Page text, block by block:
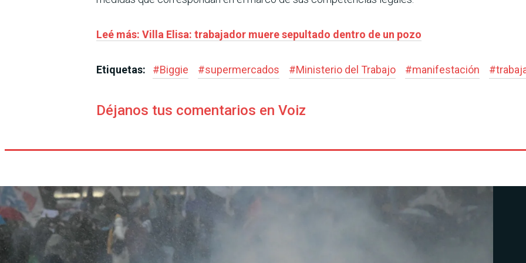
Leé más: Villa Elisa: trabajador muere sepultado dentro de un pozo
Etiquetas: #Biggie #supermercados #Ministerio del Trabajo #manifestación #
Déjanos tus comentarios en Voiz